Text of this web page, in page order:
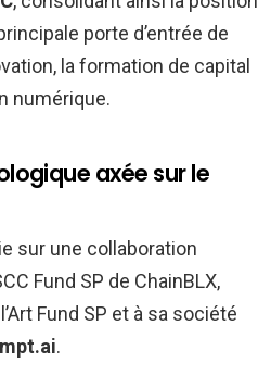
porte d’entrée de
la formation de capital
numérique.
axée sur le
sur une collaboration
Fund SP de ChainBLX,
Fund SP et à sa société
.